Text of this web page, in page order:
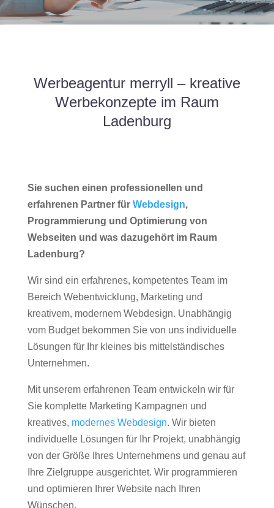
Werbeagentur merryll – kreative
Werbekonzepte im Raum
Ladenburg
Sie suchen einen professionellen und
erfahrenen Partner für Webdesign,
Programmierung und Optimierung von
Webseiten und was dazugehört im Raum
Ladenburg?
Wir sind ein erfahrenes, kompetentes Team im
Bereich Webentwicklung, Marketing und
kreativem, modernem Webdesign. Unabhängig
vom Budget bekommen Sie von uns individuelle
Lösungen für Ihr kleines bis mittelständisches
Unternehmen.
Mit unserem erfahrenen Team entwickeln wir für
Sie komplette Marketing Kampagnen und
kreatives, modernes Webdesign. Wir bieten
individuelle Lösungen für Ihr Projekt, unabhängig
von der Größe Ihres Unternehmens und genau auf
Ihre Zielgruppe ausgerichtet. Wir programmieren
und optimieren Ihrer Website nach Ihren
Wünschen.